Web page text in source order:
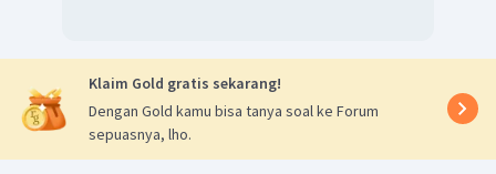
Klaim Gold gratis sekarang!
Dengan Gold kamu bisa tanya soal ke Forum
sepuasnya, lho.